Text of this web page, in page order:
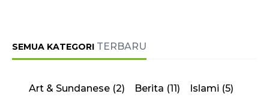
SEMUA KATEGORI TERBARU
Art & Sundanese (2) Berita (11) Islami (5)